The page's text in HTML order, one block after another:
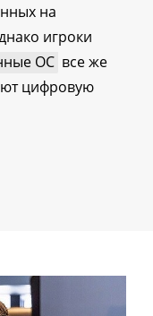
на
игроки
ОС все же
цифровую